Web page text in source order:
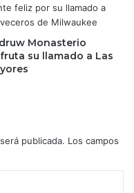
Monasterio
su llamado a Las
publicada. Los campos